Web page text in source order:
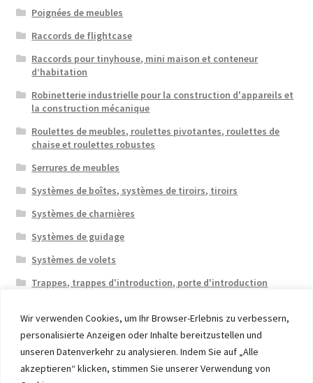
Wir verwenden Cookies, um Ihr Browser-Erlebnis zu verbessern,
personalisierte Anzeigen oder Inhalte bereitzustellen und
unseren Datenverkehr zu analysieren. Indem Sie auf „Alle
akzeptieren“ klicken, stimmen Sie unserer Verwendung von
Poignées de meubles
Raccords de flightcase
Raccords pour tinyhouse, mini maison et conteneur
d’habitation
Robinetterie industrielle pour la construction d'appareils et
la construction mécanique
Roulettes de meubles, roulettes pivotantes, roulettes de
chaise et roulettes robustes
Serrures de meubles
Systèmes de boîtes, systèmes de tiroirs, tiroirs
Systèmes de charnières
Systèmes de guidage
Systèmes de volets
Trappes, trappes d'introduction, porte d'introduction